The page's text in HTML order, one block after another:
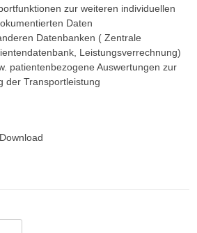
zur weiteren individuellen
Daten
Datenbanken ( Zentrale
Leistungsverrechnung)
patientenbezogene Auswertungen zur
der Transportleistung